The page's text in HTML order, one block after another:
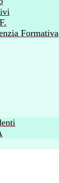
Formativa